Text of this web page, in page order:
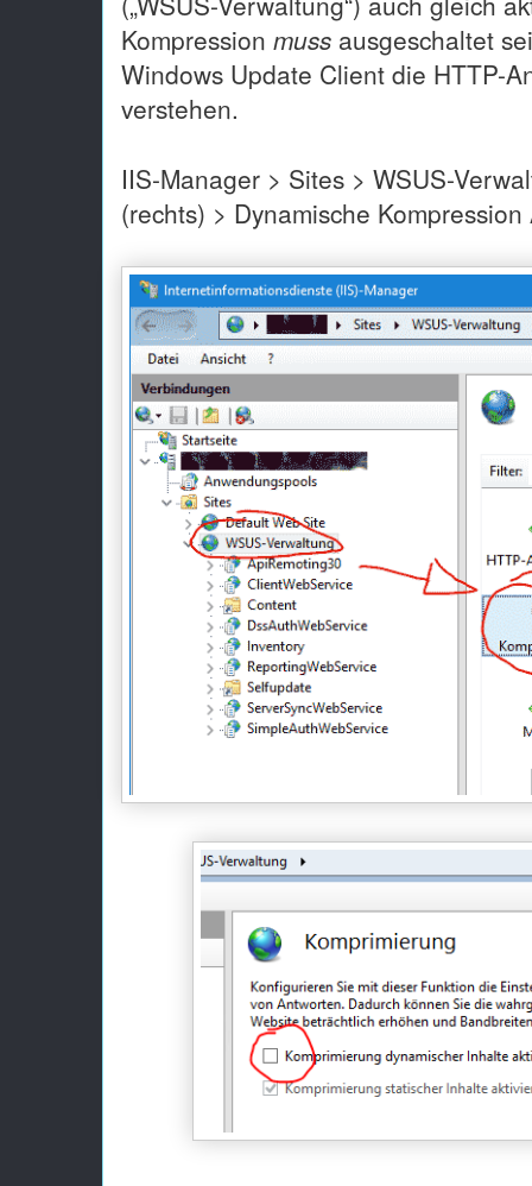
Kompression muss ausgeschaltet
Windows Update Client die HTTP-
verstehen.
IIS-Manager > Sites > WSUS-
(rechts) > Dynamische Kompression